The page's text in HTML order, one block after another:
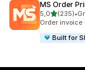
MS Order
5,0na 5(235)
Łączna liczba
•
Order invoice
Built for